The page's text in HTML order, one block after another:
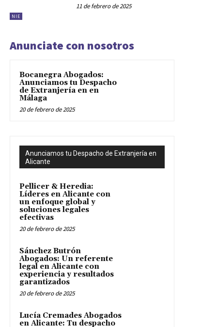
NIE
11 de febrero de 2025
Anunciate con nosotros
Bocanegra Abogados:
Anunciamos tu Despacho
de Extranjería en en
Málaga
20 de febrero de 2025
Anunciamos tu Despacho de Extranjería en
Alicante
Pellicer & Heredia:
Líderes en Alicante con
un enfoque global y
soluciones legales
efectivas
20 de febrero de 2025
Sánchez Butrón
Abogados: Un referente
legal en Alicante con
experiencia y resultados
garantizados
20 de febrero de 2025
Lucía Cremades Abogados
en Alicante: Tu despacho